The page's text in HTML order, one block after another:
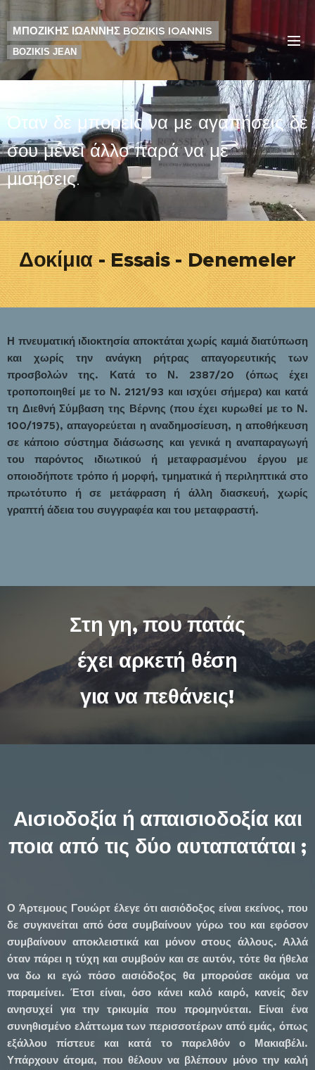
ΜΠΟΖΙΚΗΣ ΙΩΑΝΝΗΣ BOZIKIS IOANNIS
BOZIKIS JEAN
Όταν δε μπορείς να με αγαπήσεις δε
σου μένει άλλο παρά να με
μισήσεις.
Δοκίμια - Essais - Denemeler
Η πνευματική ιδιοκτησία αποκτάται χωρίς καμιά διατύπωση
και χωρίς την ανάγκη ρήτρας απαγορευτικής των
προσβολών της. Κατά το Ν. 2387/20 (όπως έχει
τροποποιηθεί με το Ν. 2121/93 και ισχύει σήμερα) και κατά
τη Διεθνή Σύμβαση της Βέρνης (που έχει κυρωθεί με το Ν.
100/1975), απαγορεύεται η αναδημοσίευση, η αποθήκευση
σε κάποιο σύστημα διάσωσης και γενικά η αναπαραγωγή
του παρόντος ιδιωτικού ή μεταφρασμένου έργου με
οποιοδήποτε τρόπο ή μορφή, τμηματικά ή περιληπτικά στο
πρωτότυπο ή σε μετάφραση ή άλλη διασκευή, χωρίς
γραπτή άδεια του συγγραφέα και του μεταφραστή.
Στη γη, που πατάς
έχει αρκετή θέση
για να πεθάνεις!
Αισιοδοξία ή απαισιοδοξία και
ποια από τις δύο αυταπατάται ;
Ο Άρτεμους Γουώρτ έλεγε ότι αισιόδοξος είναι εκείνος, που
δε συγκινείται από όσα συμβαίνουν γύρω του και εφόσον
συμβαίνουν αποκλειστικά και μόνον στους άλλους. Αλλά
όταν πάρει η τύχη και συμβούν και σε αυτόν, τότε θα ήθελα
να δω κι εγώ πόσο αισιόδοξος θα μπορούσε ακόμα να
παραμείνει. Έτσι είναι, όσο κάνει καλό καιρό, κανείς δεν
ανησυχεί για την τρικυμία που προμηνύεται. Είναι ένα
συνηθισμένο ελάττωμα των περισσοτέρων από εμάς, όπως
εξάλλου πίστευε και κατά το παρελθόν ο Μακιαβέλι.
Υπάρχουν άτομα, που θέλουν να βλέπουν μόνο την καλή